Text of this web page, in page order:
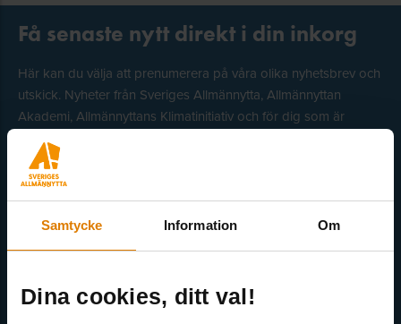
Samtycke Information Om
Dina cookies, ditt val!
Få senaste nytt direkt i din inkorg
Här kan du välja att prenumerera på våra olika nyhetsbrev och
utskick. Nyheter från Sveriges Allmännytta, Allmännyttan
Akademi, Allmännyttans Klimatinitiativ och för dig som är